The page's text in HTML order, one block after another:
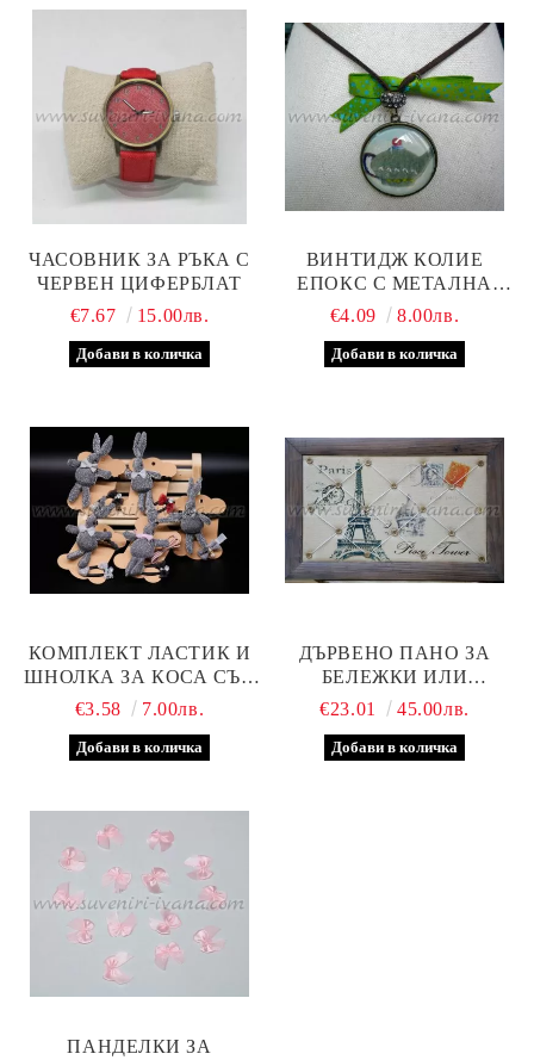
ЧАСОВНИК ЗА РЪКА С
ЧЕРВЕН ЦИФЕРБЛАТ
€7.67
15.00лв.
ВИНТИДЖ КОЛИЕ
ЕПОКС С МЕТАЛНА
ОСНОВА И МЪНИСТО С
€4.09 8.00лв.
КОМПЛЕКТ ЛАСТИК И
ШНОЛКА ЗА КОСА СЪС
ЗАЙЧЕ, МОДЕЛ ЕДНО
€3.58 7.00лв.
ДЪРВЕНО ПАНО ЗА
БЕЛЕЖКИ ИЛИ
СНИМКИ, ПАРИЖ
€23.01 45.00лв.
ПАНДЕЛКИ ЗА